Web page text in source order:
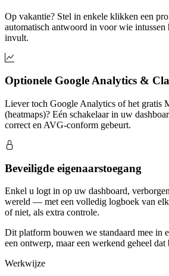
Op vakantie? Stel in enkele klikken een
automatisch antwoord in voor wie intussen
invult.
Optionele Google Analytics &
Liever toch Google Analytics of het gratis
(heatmaps)? Eén schakelaar in uw
correct en AVG-conform gebeurt.
Beveiligde eigenaarstoegang
Enkel u logt in op uw dashboard,
wereld — met een volledig logboek van
of niet, als extra controle.
Dit platform bouwen we standaard mee
een ontwerp, maar een werkend geheel
Werkwijze